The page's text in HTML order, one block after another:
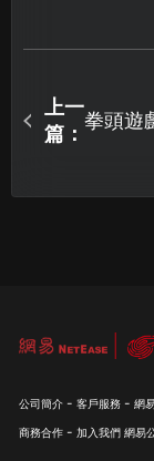
上一
篇：
拳頭遊
整教學
公司簡介 - 客戶服務 - 網
商務合作 - 加入我們 網易